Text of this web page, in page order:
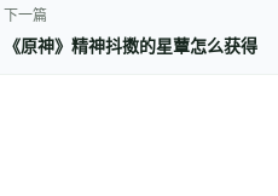
下一篇
《原神》精神抖擞的星蕈怎么获得